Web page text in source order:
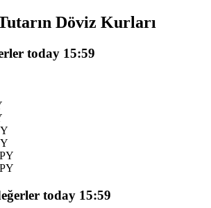
kopya ticaret komisyonlarının tadını çıkarın
Döviz Kurları
today 15:59
today 15:59